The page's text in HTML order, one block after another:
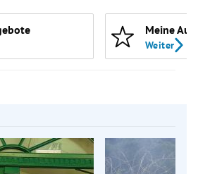
Meine
Weiter